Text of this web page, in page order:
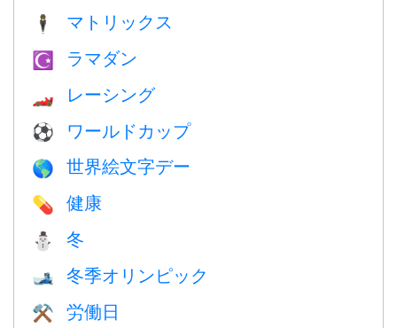
🕴️ マトリックス
☪️ ラマダン
🏎 レーシング
⚽ ワールドカップ
🌎 世界絵文字デー
💊 健康
⛄ 冬
🎿 冬季オリンピック
⚒️ 労働日